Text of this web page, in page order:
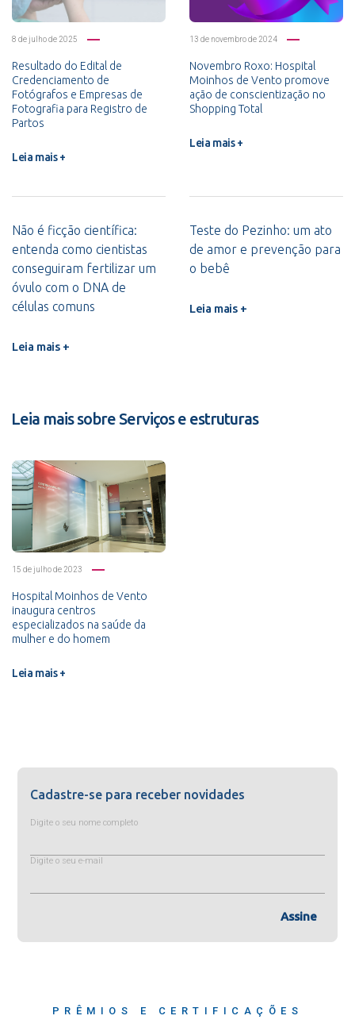
8 de julho de 2025
Resultado do Edital de
Credenciamento de
Fotógrafos e Empresas de
Fotografia para Registro de
Partos
Leia mais +
13 de novembro de 2024
Novembro Roxo: Hospital
Moinhos de Vento promove
ação de conscientização no
Shopping Total
Leia mais +
Não é ficção científica:
entenda como cientistas
conseguiram fertilizar um
óvulo com o DNA de
células comuns
Leia mais +
Teste do Pezinho: um ato
de amor e prevenção para
o bebê
Leia mais +
Leia mais sobre Serviços e estruturas
15 de julho de 2023
Hospital Moinhos de Vento
inaugura centros
especializados na saúde da
mulher e do homem
Leia mais +
Cadastre-se para receber novidades
Digite o seu nome completo
Digite o seu e-mail
Assine
PRÊMIOS E CERTIFICAÇÕES